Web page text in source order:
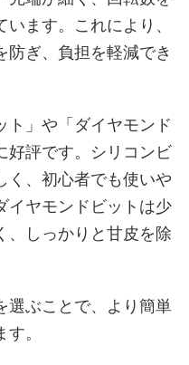
ます。これにより、
防ぎ、負担を軽減でき
ト」や「ダイヤモンド
好評です。シリコンビ
く、初心者でも使いや
イヤモンドビットは少
、しっかりと甘皮を除
選ぶことで、より簡単
。